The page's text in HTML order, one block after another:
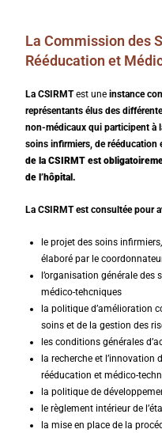
LaCommission des
Rééducation et
La CSIRMTest une instance
représentants élus des
non-médicaux qui participent à
soins infirmiers, de
de la CSIRMT est
de l’hôpital.
La CSIRMT est consultée pour
le projet des soins
élaboré par le
l’organisation générale des
médico-tehcniques
la politique d’amélioration
soins et de la gestion des
les conditions générales
la recherche et l’innovation
rééducation et médico-
la politique de
le règlement intérieur de
la mise en place de la